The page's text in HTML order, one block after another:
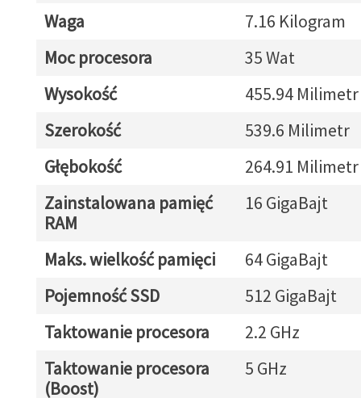
Waga
7.16 Kilogram
Moc procesora
35 Wat
Wysokość
455.94 Milimetr
Szerokość
539.6 Milimetr
Głębokość
264.91 Milimetr
Zainstalowana pamięć
RAM
16 GigaBajt
Maks. wielkość pamięci
64 GigaBajt
Pojemność SSD
512 GigaBajt
Taktowanie procesora
2.2 GHz
Taktowanie procesora
(Boost)
5 GHz